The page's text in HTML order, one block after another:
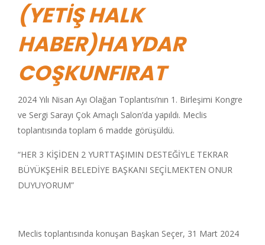
(YETİŞ HALK
HABER)HAYDAR
COŞKUNFIRAT
2024 Yılı Nisan Ayı Olağan Toplantısı’nın 1. Birleşimi Kongre
ve Sergi Sarayı Çok Amaçlı Salon’da yapıldı. Meclis
toplantısında toplam 6 madde görüşüldü.
“HER 3 KİŞİDEN 2 YURTTAŞIMIN DESTEĞİYLE TEKRAR
BÜYÜKŞEHİR BELEDİYE BAŞKANI SEÇİLMEKTEN ONUR
DUYUYORUM”
Meclis toplantısında konuşan Başkan Seçer, 31 Mart 2024